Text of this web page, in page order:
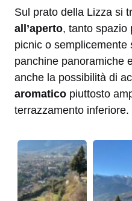
Sul prato della Lizza si
all’aperto, tanto spazio
picnic o semplicemente
panchine panoramiche
anche la possibilità di
aromatico piuttosto
terrazzamento inferiore.